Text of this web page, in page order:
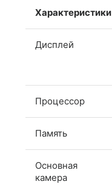
Характеристики
Дисплей
Процессор
Память
Основная
камера